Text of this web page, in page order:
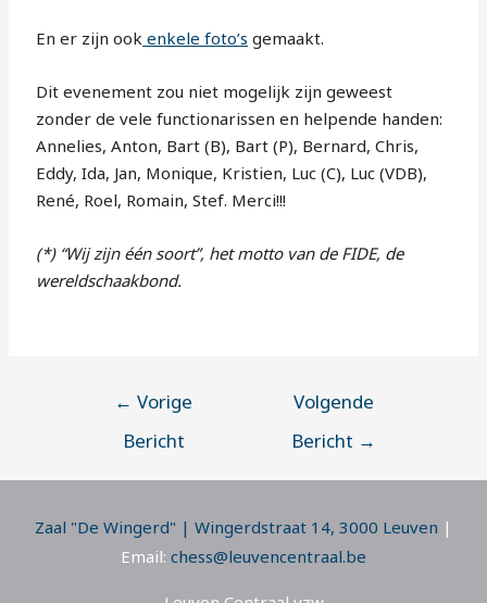
En er zijn ook enkele foto’s gemaakt.
Dit evenement zou niet mogelijk zijn geweest
zonder de vele functionarissen en helpende handen:
Annelies, Anton, Bart (B), Bart (P), Bernard, Chris,
Eddy, Ida, Jan, Monique, Kristien, Luc (C), Luc (VDB),
René, Roel, Romain, Stef. Merci!!!
(*) “Wij zijn één soort”, het motto van de FIDE, de
wereldschaakbond.
← Vorige
Bericht
Volgende
Bericht →
Zaal "De Wingerd" | Wingerdstraat 14, 3000 Leuven |
Email: chess@leuvencentraal.be